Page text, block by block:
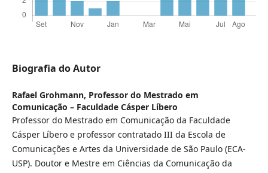
Biografia do Autor
Rafael Grohmann, Professor do Mestrado em
Comunicação – Faculdade Cásper Líbero
Professor do Mestrado em Comunicação da Faculdade
Cásper Líbero e professor contratado III da Escola de
Comunicações e Artes da Universidade de São Paulo (ECA-
USP). Doutor e Mestre em Ciências da Comunicação da